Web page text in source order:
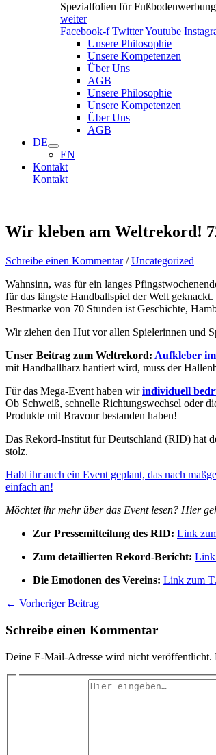
Spezialfolien für
weiter
Facebook-f TwitterYoutube
Unsere Philosophie
Unsere Kompetenzen
Über Uns
AGB
Unsere Philosophie
Unsere Kompetenzen
Über Uns
AGB
DE
EN
Kontakt
Kontakt
Wir kleben am Weltrekord!
Schreibe einen Kommentar /Uncategorized
Wahnsinn, was für ein langes
für das längste Handballspiel der Welt
Bestmarke von 70 Stunden ist Geschichte,
Wir ziehen den Hut vor allen Spielerinnen und
Unser Beitrag zum Weltrekord: Aufkleber
mit Handballharz hantiert wird, muss der
Für das Mega-Event haben wirindividuell
Ob Schweiß, schnelle Richtungswechsel oder
Produkte mit Bravour bestanden haben!
Das Rekord-Institut für Deutschland (RID) hat
stolz.
Habt ihr auch ein Event geplant, das nach
einfach an!
Möchtet ihr mehr über das Event lesen? Hier
Zur Pressemitteilung des RID: Link
Zum detaillierten Rekord-Bericht: Link
Die Emotionen des Vereins: Link zum
← Vorheriger Beitrag
Schreibe einen Kommentar
Deine E-Mail-Adresse wird nicht veröffentlicht.